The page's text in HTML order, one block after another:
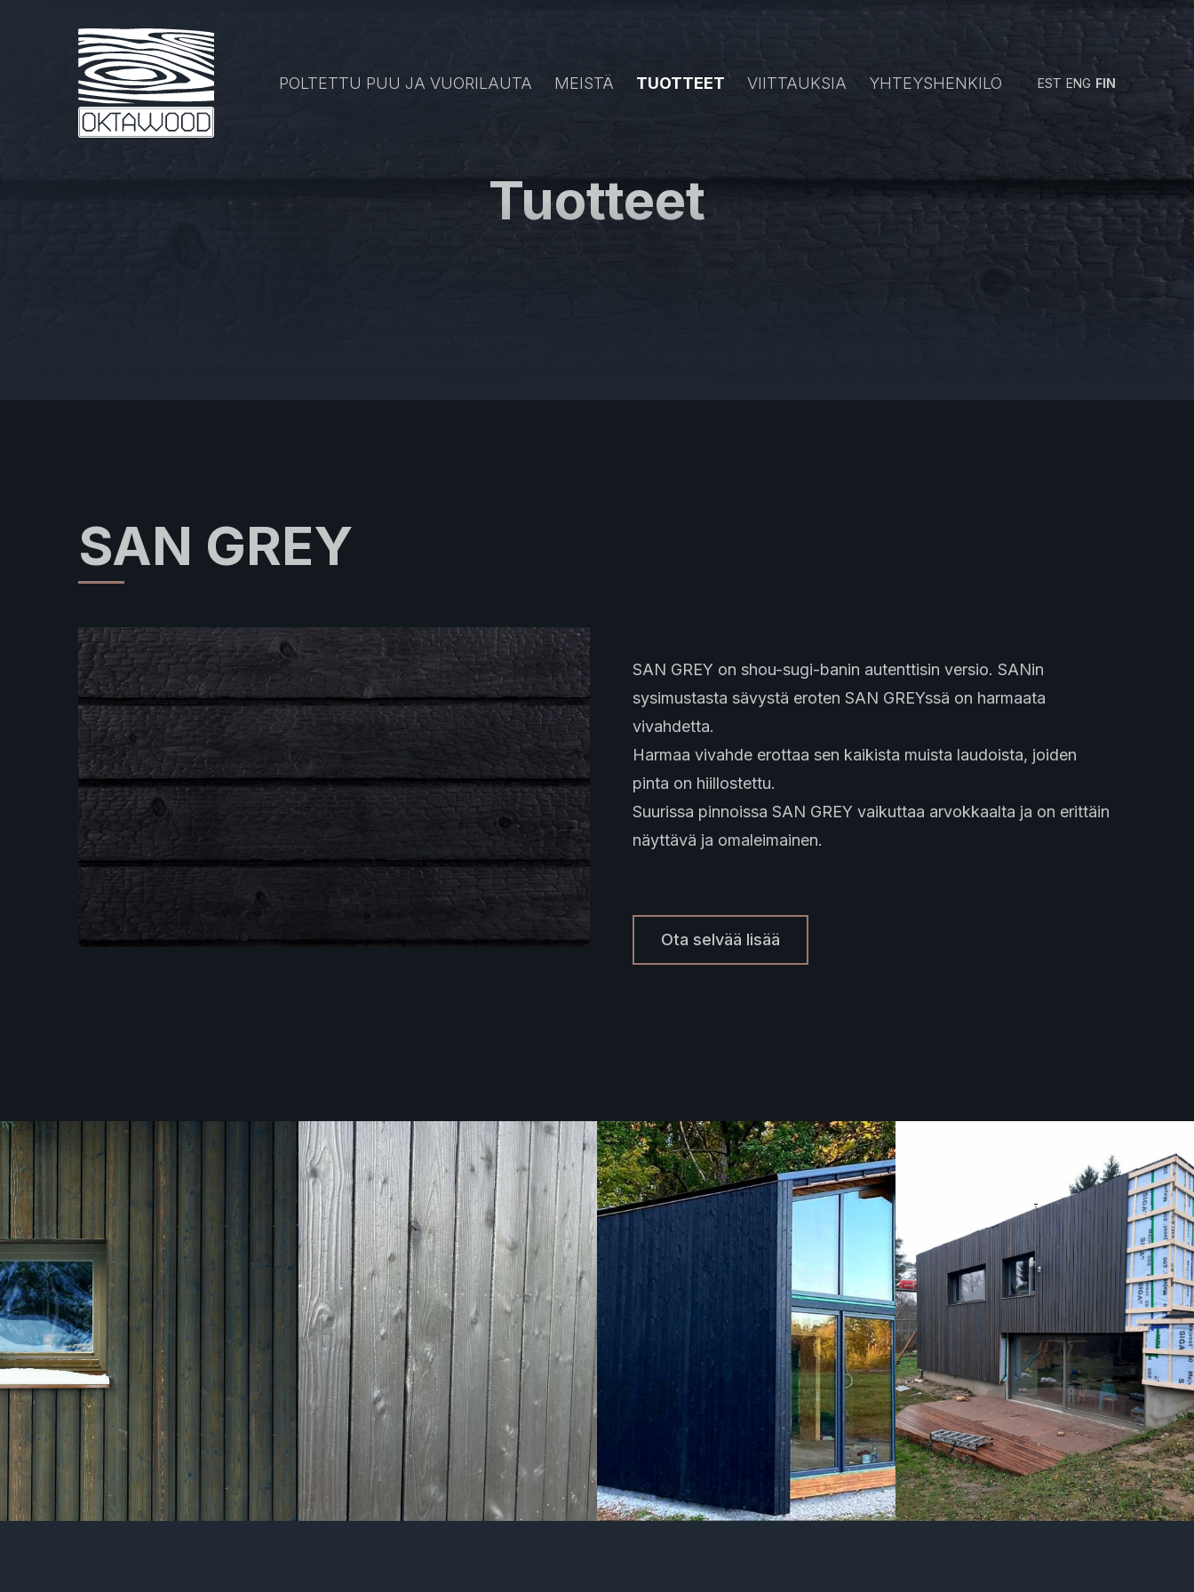
POLTETTU PUU JA VUORILAUTA MEISTÄ TUOTTEET VIITTAUKSIA YHTEYSHENKILÖ EST ENG FIN
Tuotteet
SAN GREY
SAN GREY on shou-sugi-banin autenttisin versio. SANin
sysimustasta sävystä eroten SAN GREYssä on harmaata
vivahdetta.
Harmaa vivahde erottaa sen kaikista muista laudoista, joiden
pinta on hiillostettu.
Suurissa pinnoissa SAN GREY vaikuttaa arvokkaalta ja on erittäin
näyttävä ja omaleimainen.
Ota selvää lisää